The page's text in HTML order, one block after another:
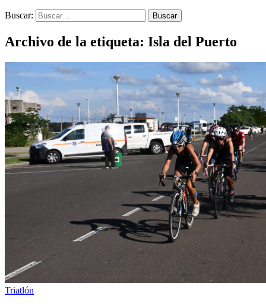
Buscar:
Archivo de la etiqueta: Isla del Puerto
Triatlón